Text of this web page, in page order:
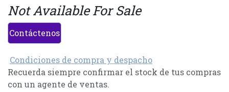
Not Available For Sale
Contáctenos
Condiciones de compra y despacho
Recuerda siempre confirmar el stock de tus compras
con un agente de ventas.